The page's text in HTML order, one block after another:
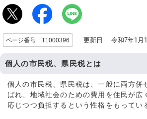
ページ番号 T1000396 更新日 令和7年1月
個人の市民税、県民税とは
個人の市民税、県民税は、一般に両方併
ばれ、地域社会のための費用を住民が広
応じつつ負担するという性格をもってい